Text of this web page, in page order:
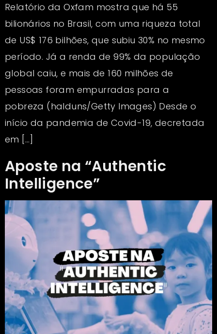
Relatório da Oxfam mostra que há 55
bilionários no Brasil, com uma riqueza total
de US$ 176 bilhões, que subiu 30% no mesmo
período. Já a renda de 99% da população
global caiu, e mais de 160 milhões de
pessoas foram empurradas para a
pobreza (halduns/Getty Images) Desde o
início da pandemia de Covid-19, decretada
em […]
Aposte na “Authentic
Intelligence”